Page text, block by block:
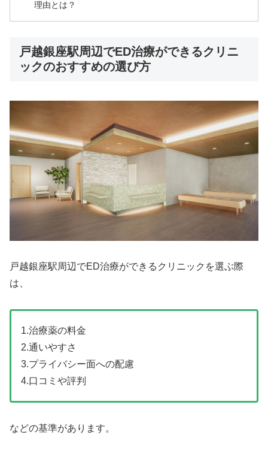
理由とは？
戸越銀座駅周辺でED治療ができるクリニ
ックのおすすめの選び方
戸越銀座駅周辺でED治療ができるクリニックを選ぶ際
は、
1.治療薬の料金
2.通いやすさ
3.プライバシー面への配慮
4.口コミや評判
などの基準があります。